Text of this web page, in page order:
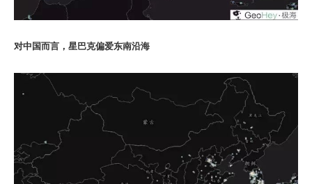
对中国而言，星巴克偏爱东南沿海